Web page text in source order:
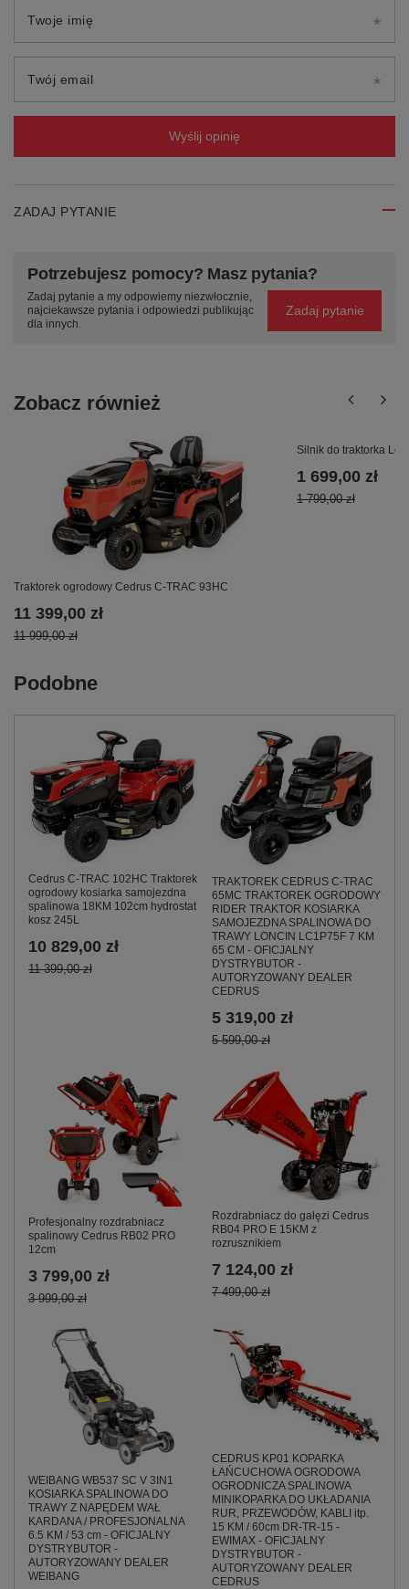
Twoje imię
Twój email
Wyślij opinię
ZADAJ PYTANIE
Potrzebujesz pomocy? Masz pytania?
Zadaj pytanie a my odpowiemy niezwłocznie,
najciekawsze pytania i odpowiedzi publikując
dla innych.
Zadaj pytanie
Zobacz również
Traktorek ogrodowy Cedrus C-TRAC 93HC
11 399,00 zł
11 999,00 zł
Silnik do traktorka
1 699,00 zł
1 799,00 zł
Podobne
Cedrus C-TRAC 102HC Traktorek
ogrodowy kosiarka samojezdna
spalinowa 18KM 102cm hydrostat
kosz 245L
10 829,00 zł
11 399,00 zł
TRAKTOREK CEDRUS C-TRAC
65MC TRAKTOREK OGRODOWY
RIDER TRAKTOR KOSIARKA
SAMOJEZDNA SPALINOWA DO
TRAWY LONCIN LC1P75F 7 KM
65 CM - OFICJALNY
DYSTRYBUTOR -
AUTORYZOWANY DEALER
CEDRUS
5 319,00 zł
5 599,00 zł
Profesjonalny rozdrabniacz
spalinowy Cedrus RB02 PRO
12cm
3 799,00 zł
3 999,00 zł
Rozdrabniacz do gałęzi Cedrus
RB04 PRO E 15KM z
rozrusznikiem
7 124,00 zł
7 499,00 zł
WEIBANG WB537 SC V 3IN1
KOSIARKA SPALINOWA DO
TRAWY Z NAPĘDEM WAŁ
KARDANA / PROFESJONALNA
6.5 KM / 53 cm - OFICJALNY
DYSTRYBUTOR -
AUTORYZOWANY DEALER
WEIBANG
CEDRUS KP01 KOPARKA
ŁAŃCUCHOWA OGRODOWA
OGRODNICZA SPALINOWA
MINIKOPARKA DO UKŁADANIA
RUR, PRZEWODÓW, KABLI itp.
15 KM / 60cm DR-TR-15 -
EWIMAX - OFICJALNY
DYSTRYBUTOR -
AUTORYZOWANY DEALER
CEDRUS